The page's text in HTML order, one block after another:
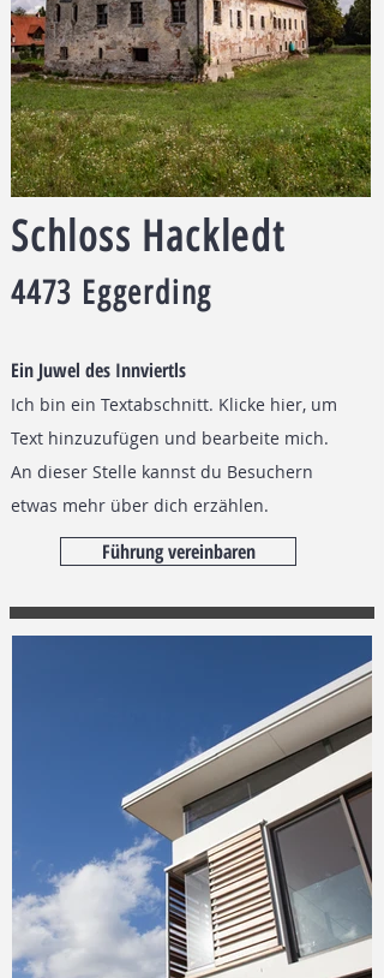
Schloss Hackledt
4473 Eggerding
Ein Juwel des Innviertls
Ich bin ein Textabschnitt. Klicke hier, um
Text hinzuzufügen und bearbeite mich.
An dieser Stelle kannst du Besuchern
etwas mehr über dich erzählen.
Führung vereinbaren